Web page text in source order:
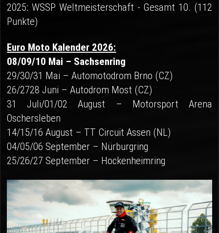
2025: WSSP Weltmeisterschaft - Gesamt 10. (112
Punkte)
Euro Moto Kalender 2026:
08/09/10 Mai – Sachsenring
29/30/31 Mai – Automotodrom Brno (CZ)
26/2728 Juni – Autodrom Most (CZ)
31 Juli/01/02 August – Motorsport Arena
Oschersleben
14/15/16 August – TT Circuit Assen (NL)
04/05/06 September – Nürburgring
25/26/27 September – Hockenheimring